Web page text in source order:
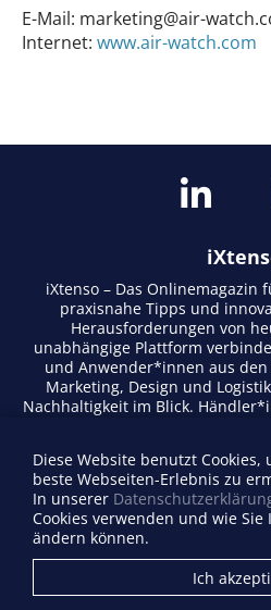
E-Mail: marketing@air-
Internet: www.air-watch.com
iXtenso – Das Onlinemagazin
praxisnahe Tipps und
Herausforderungen von
unabhängige Plattform
und Anwender*innen aus den
Marketing, Design und
Nachhaltigkeit im Blick.
lebendigen Schreibstil und
Magazin den Austausch
Ob digitale Trends oder
macht Wissen für den
Firma eintragen
Diese Website benutzt Cookies,
beste Webseiten-Erlebnis zu
In unserer
Cookies verwenden und wie
ändern können.
Ich